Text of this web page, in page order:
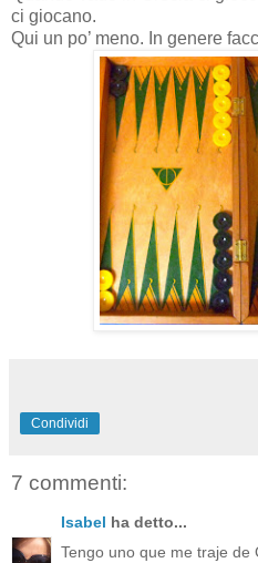
ci giocano.
Qui un po’ meno. In genere
Condividi
7 commenti:
Isabel ha detto...
Tengo uno que me traje de